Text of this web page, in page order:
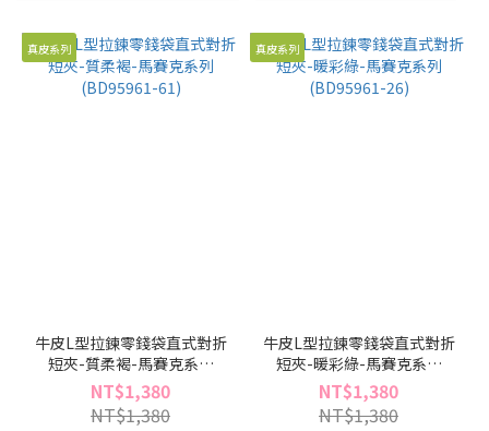
Range
(NT$)
真皮系列
牛皮L型拉鍊零錢袋直式對折
短夾-質柔褐-馬賽克系列
(BD95961-61)
NT$1,380
NT$1,380
真皮系列
牛皮L型拉鍊零錢袋直式對折
短夾-暖彩綠-馬賽克系列
(BD95961-26)
NT$1,380
NT$1,380